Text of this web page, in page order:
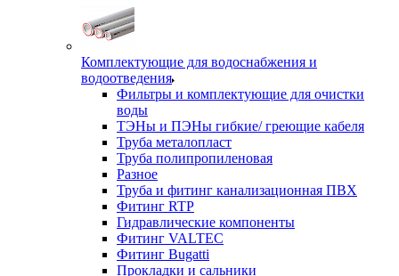
Комплектующие для водоснабжения и
водоотведения
Фильтры и комплектующие для очистки
воды
ТЭНы и ПЭНы гибкие/ греющие кабеля
Труба металопласт
Труба полипропиленовая
Разное
Труба и фитинг канализационная ПВХ
Фитинг RTP
Гидравлические компоненты
Фитинг VALTEC
Фитинг Bugatti
Прокладки и сальники